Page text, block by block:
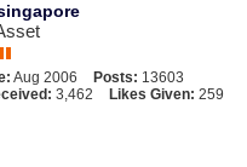
Aug 2006 Posts: 13603
3,462 Likes Given: 259